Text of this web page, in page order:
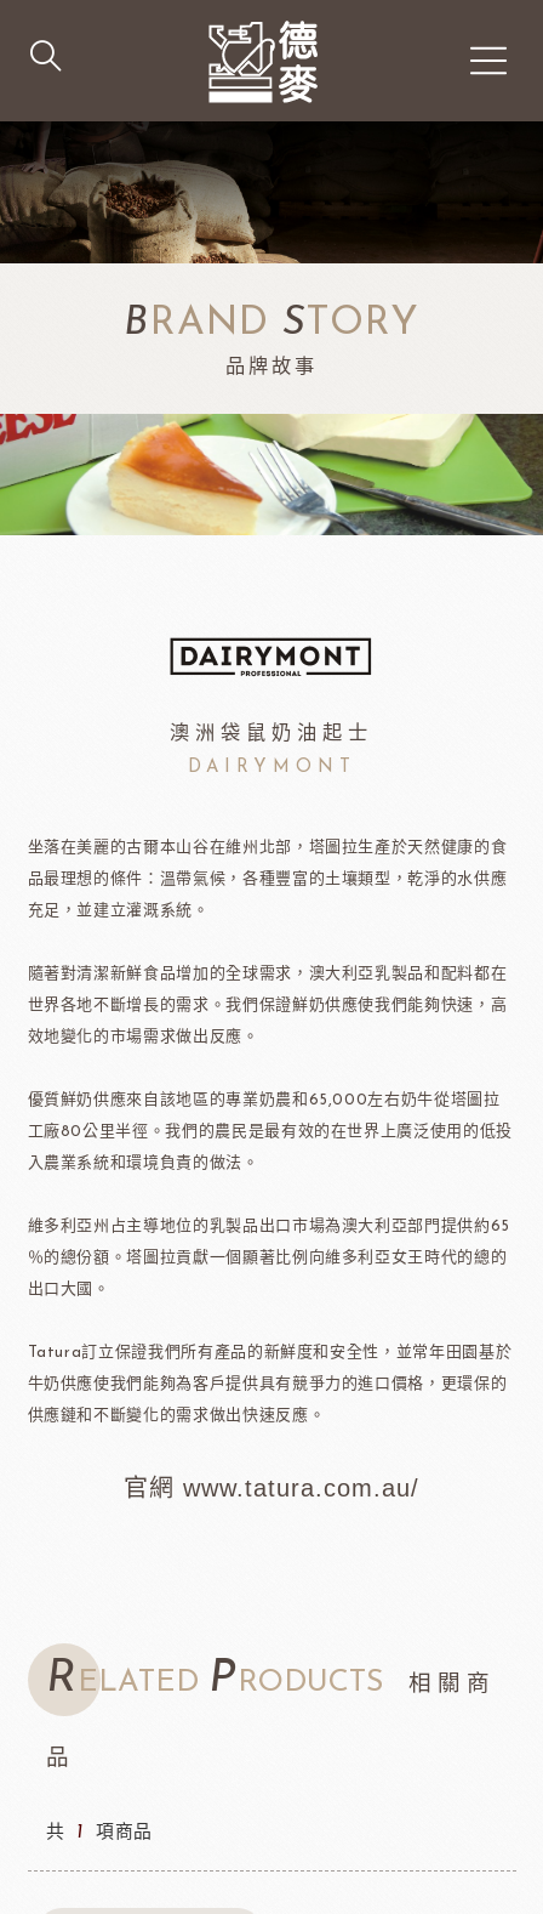
BRAND S TORY
品牌故事
澳洲袋鼠奶油起士
DAIRYMONT
坐落在美麗的古爾本山谷在維州北部，塔圖拉生產於天然健康的食
品最理想的條件：溫帶氣候，各種豐富的土壤類型，乾淨的水供應
充足，並建立灌溉系統。
隨著對清潔新鮮食品增加的全球需求，澳大利亞乳製品和配料都在
世界各地不斷增長的需求。我們保證鮮奶供應使我們能夠快速，高
效地變化的市場需求做出反應。
優質鮮奶供應來自該地區的專業奶農和65,000左右奶牛從塔圖拉
工廠80公里半徑。我們的農民是最有效的在世界上廣泛使用的低投
入農業系統和環境負責的做法。
維多利亞州占主導地位的乳製品出口市場為澳大利亞部門提供約65
％的總份額。塔圖拉貢獻一個顯著比例向維多利亞女王時代的總的
出口大國。
Tatura訂立保證我們所有產品的新鮮度和安全性，並常年田園基於
牛奶供應使我們能夠為客戶提供具有競爭力的進口價格，更環保的
供應鏈和不斷變化的需求做出快速反應。
官網 www.tatura.com.au/
R ELATED P RODUCTS 相關商
品
共 1 項商品